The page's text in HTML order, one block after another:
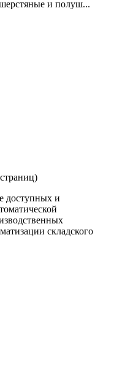
и полуш...
доступных и
складского